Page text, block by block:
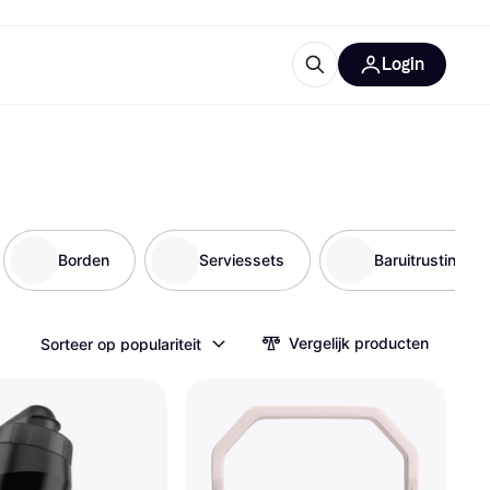
Login
Borden Serviessets Baruitrustingen
Sorteer op populariteit Vergelijk producten